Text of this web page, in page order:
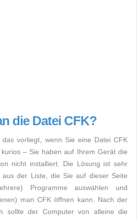
die Datei CFK?
das vorliegt, wenn Sie eine Datei CFK
– Sie haben auf Ihrem Gerät die
nicht installiert. Die Lösung ist sehr
der Liste, die Sie auf dieser Seite
Programme auswählen und
man CFK öffnen kann. Nach der
sollte der Computer von alleine die